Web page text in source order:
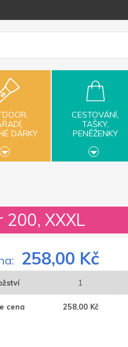
DÁRKY
CESTOVÁNÍ,
TAŠKY,
PENĚŽENKY
200, XXXL
258,00 Kč
1
cena 258,00 Kč